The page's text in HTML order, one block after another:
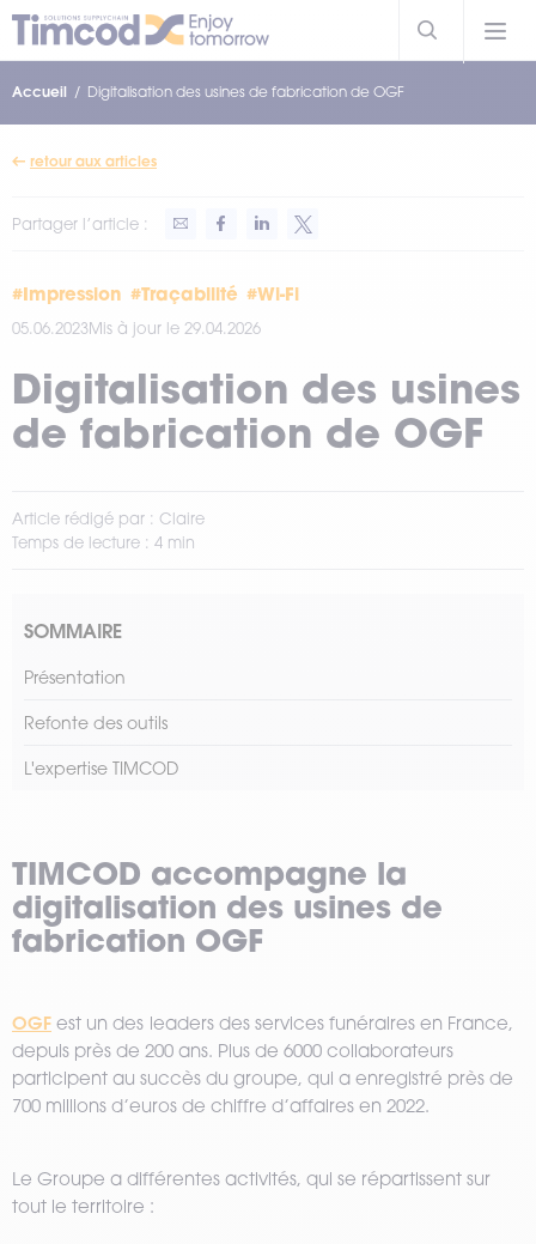
Accueil Digitalisation des usines de fabrication de OGF
retour aux articles
Partager l’article :
#Impression #Traçabilité #Wi-Fi
05.06.2023Mis à jour le 29.04.2026
Digitalisation des usines
de fabrication de OGF
Article rédigé par : Claire
Temps de lecture : 4 min
SOMMAIRE
Présentation
Refonte des outils
L'expertise TIMCOD
TIMCOD accompagne la
digitalisation des usines de
fabrication OGF
OGF est un des leaders des services funéraires en France,
depuis près de 200 ans. Plus de 6000 collaborateurs
participent au succès du groupe, qui a enregistré près de
700 millions d’euros de chiffre d’affaires en 2022.
Le Groupe a différentes activités, qui se répartissent sur
tout le territoire :